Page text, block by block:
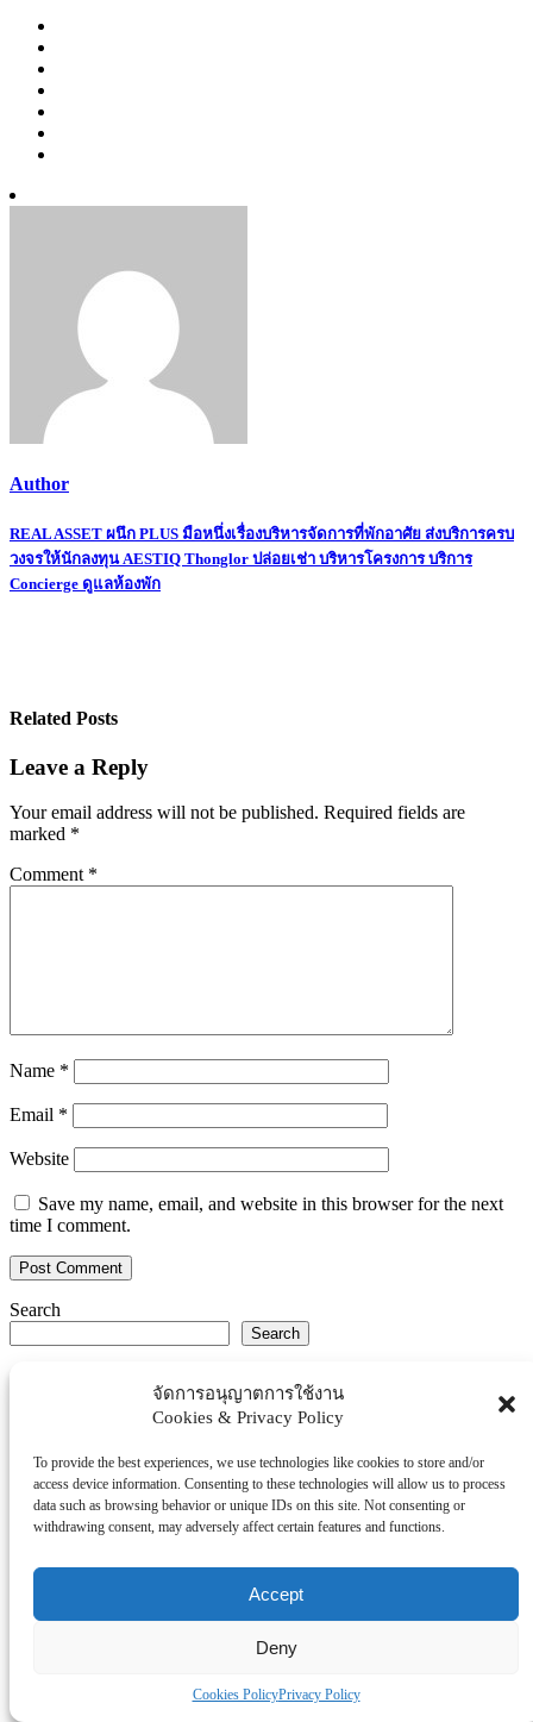
จัดการอนุญาตการใช้งาน
Cookies & Privacy Policy
To provide the best experiences, we use technologies like cookies to store and/or
access device information. Consenting to these technologies will allow us to process
data such as browsing behavior or unique IDs on this site. Not consenting or
withdrawing consent, may adversely affect certain features and functions.
Accept
Deny
Cookies PolicyPrivacy Policy
Author
Post
navigation
REAL ASSET ผนึก PLUS มือหนึ่งเรื่องบริหารจัดการที่พักอาศัย ส่งบริการครบ
วงจรให้นักลงทุน AESTIQ Thonglor ปล่อยเช่า บริหารโครงการ บริการ
Concierge ดูแลห้องพัก
Related Posts
Leave a Reply
Your email address will not be published. Required fields are
marked *
Comment *
Name *
Email *
Website
Save my name, email, and website in this browser for the next
time I comment.
Search
Search
Thaiworldtoday
การศึกษา
ธุรกิจ/ประกัน/การเงิน
บันเทิง/กีฬา
ภาครัฐ/ราชการ
อสังหา
โรงพยบาล/สุขภาพ/ความงาม
โรงแรม/ท่องเที่ยว/อาหาร